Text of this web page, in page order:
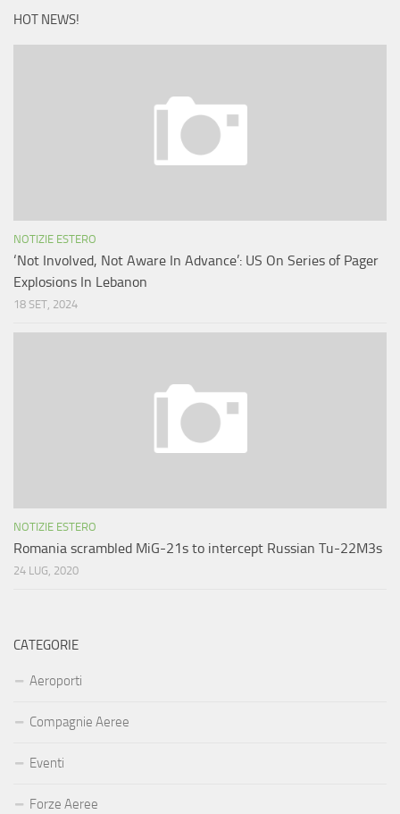
HOT NEWS!
NOTIZIE ESTERO
‘Not Involved, Not Aware In Advance’: US On Series of Pager
Explosions In Lebanon
18 SET, 2024
NOTIZIE ESTERO
Romania scrambled MiG-21s to intercept Russian Tu-22M3s
24 LUG, 2020
CATEGORIE
Aeroporti
Compagnie Aeree
Eventi
Forze Aeree